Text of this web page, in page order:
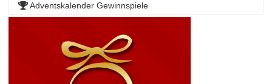
Adventskalender Gewinnspiele